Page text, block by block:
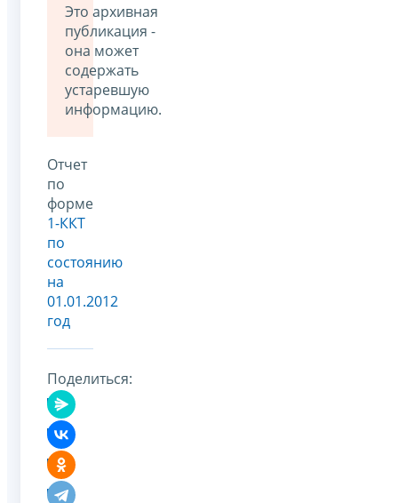
Это архивная
публикация -
она может
содержать
устаревшую
информацию.
Отчет
по
форме
1-ККТ
по
состоянию
на
01.01.2012
год
Поделиться: